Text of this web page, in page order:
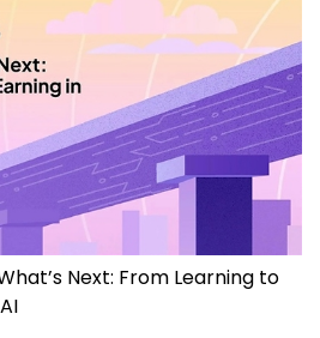
Next: From Learning to